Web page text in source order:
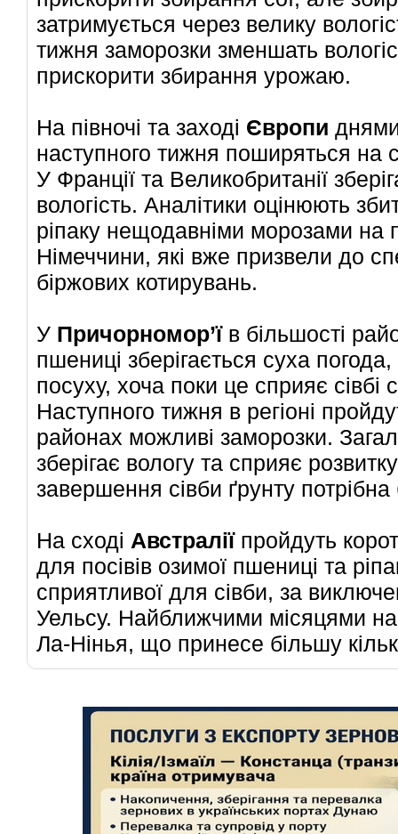
затримується через велику
тижня заморозки зменшать
прискорити збирання урожаю.
На півночі та заході Європи
наступного тижня поширяться на
У Франції та Великобританії
вологість. Аналітики оцінюють
ріпаку нещодавніми морозами на
Німеччини, які вже призвели до
біржових котирувань.
У Причорномор’їв більшості
пшениці зберігається суха
посуху, хоча поки це сприяє сівбі
Наступного тижня в регіоні
районах можливі заморозки.
зберігає вологу та сприяє
завершення сівби ґрунту потрібна
На сході Австраліїпройдуть
для посівів озимої пшениці та
сприятливої для сівби, за
Уельсу. Найближчими місяцями
Ла-Нінья, що принесе більшу